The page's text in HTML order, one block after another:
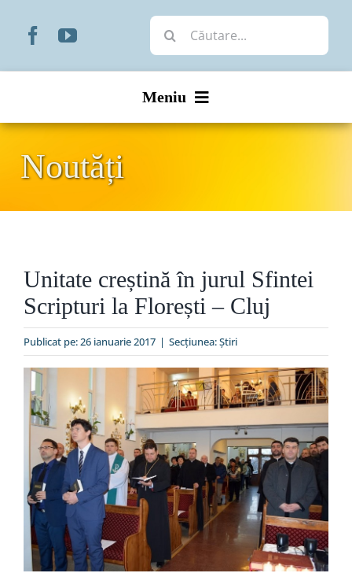
Cautare...
Meniu
Organizare
Liturgic
Special
Noutăți
Unitate creștină în jurul Sfintei
Scripturi la Florești – Cluj
Publicat pe: 26 ianuarie 2017 | Secțiunea:Ştiri